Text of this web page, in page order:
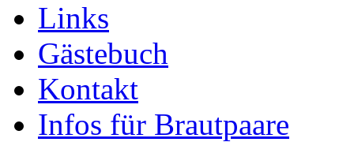
Links
Gästebuch
Kontakt
Infos für Brautpaare